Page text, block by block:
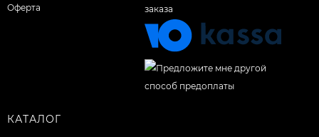
Оферта
КАТАЛОГ